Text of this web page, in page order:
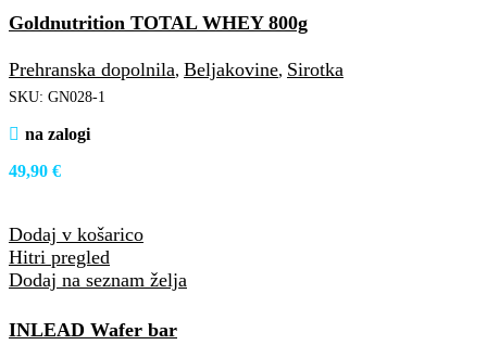
Goldnutrition TOTAL WHEY 800g
Prehranska dopolnila, Beljakovine, Sirotka
SKU: GN028-1
na zalogi
49,90 €
Dodaj v košarico
Hitri pregled
Dodaj na seznam želja
INLEAD Wafer bar